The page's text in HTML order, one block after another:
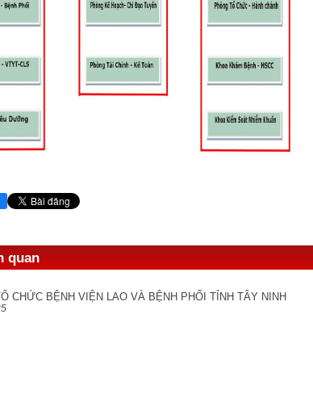
quan
CHỨC BỆNH VIỆN LAO VÀ BỆNH PHỔI TỈNH TÂY NINH